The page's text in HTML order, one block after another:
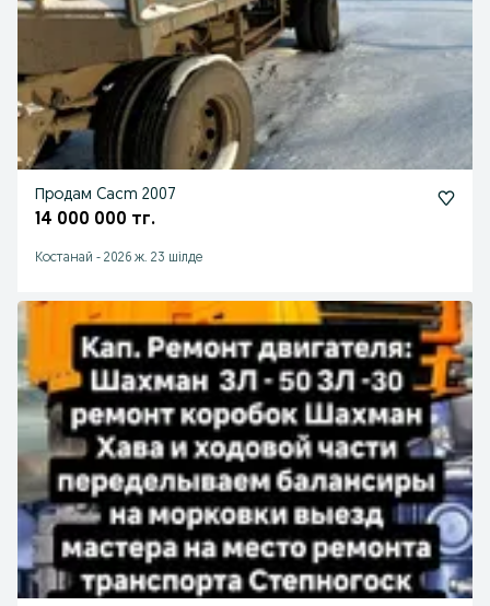
Продам Cacm 2007
14 000 000 тг.
Костанай - 2026 ж. 23 шілде